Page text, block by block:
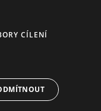
CÍLENÍ